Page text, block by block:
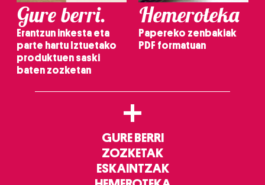
Gure berri.
Erantzun inkesta eta
parte hartu Iztuetako
produktuen saski
baten zozketan
Hemeroteka
Papereko zenbakiak
PDF formatuan
+
GURE BERRI
ZOZKETAK
ESKAINTZAK